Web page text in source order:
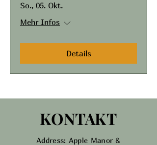
So., 05. Okt.
Mehr Infos
Details
KONTAKT
Address: Apple Manor &